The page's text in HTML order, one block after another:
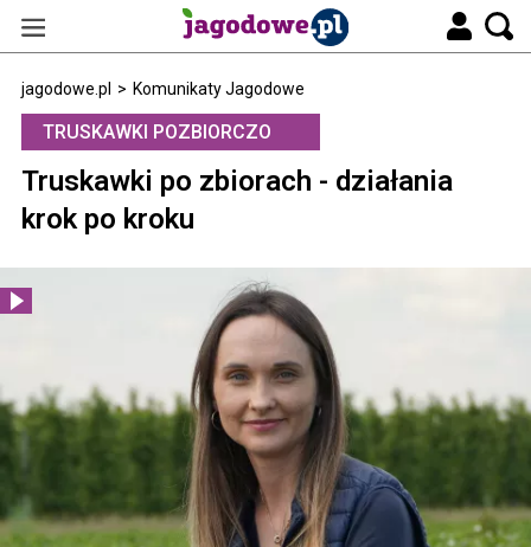
jagodowe.pl > Komunikaty Jagodowe
TRUSKAWKI POZBIORCZO
Truskawki po zbiorach - działania
krok po kroku